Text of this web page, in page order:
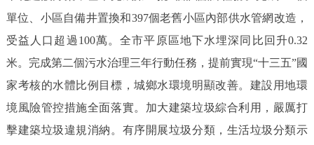
單位、小區自備井置換和397個老舊小區內部供水管網改造，
受益人口超過100萬。全市平原區地下水埋深同比回升0.32
米。完成第二個污水治理三年行動任務，提前實現“十三五”國
家考核的水體比例目標，城鄉水環境明顯改善。建設用地環
境風險管控措施全面落實。加大建築垃圾綜合利用，嚴厲打
擊建築垃圾違規消納。有序開展垃圾分類，生活垃圾分類示